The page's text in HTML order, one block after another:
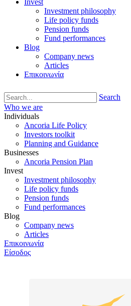
Invest
Investment philosophy
Life policy funds
Pension funds
Fund performances
Blog
Company news
Articles
Επικοινωνία
Search
Who we are
Individuals
Ancoria Life Policy
Investors toolkit
Planning and Guidance
Businesses
Ancoria Pension Plan
Invest
Investment philosophy
Life policy funds
Pension funds
Fund performances
Blog
Company news
Articles
Επικοινωνία
Είσοδος